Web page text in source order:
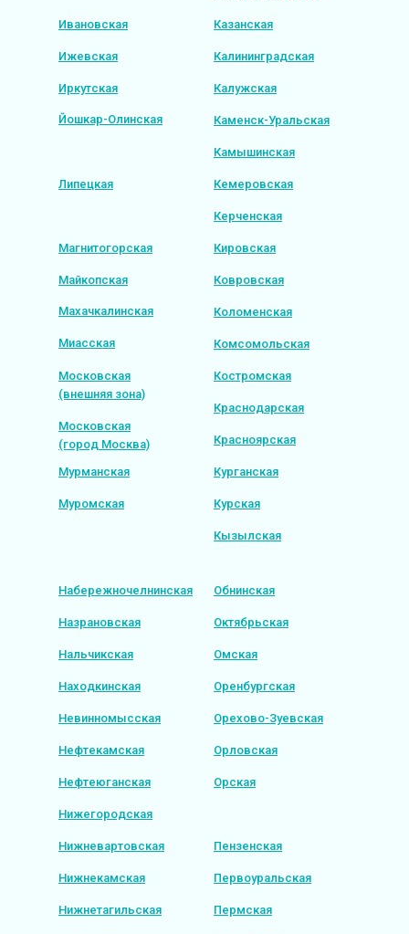
Ивановская
Ижевская
Иркутская
Йошкар-Олинская
Казанская
Калининградская
Калужская
Каменск-Уральская
Камышинская
Кемеровская
Керченская
Кировская
Ковровская
Коломенская
Комсомольская
Костромская
Краснодарская
Красноярская
Курганская
Курская
Кызылская
Липецкая
Магнитогорская
Майкопская
Махачкалинская
Миасская
Московская
(внешняя зона)
Московская
(город Москва)
Мурманская
Муромская
Набережночелнинская
Назрановская
Нальчикская
Находкинская
Невинномысская
Нефтекамская
Нефтеюганская
Нижегородская
Нижневартовская
Нижнекамская
Нижнетагильская
Обнинская
Октябрьская
Омская
Оренбургская
Орехово-Зуевская
Орловская
Орская
Пензенская
Первоуральская
Пермская